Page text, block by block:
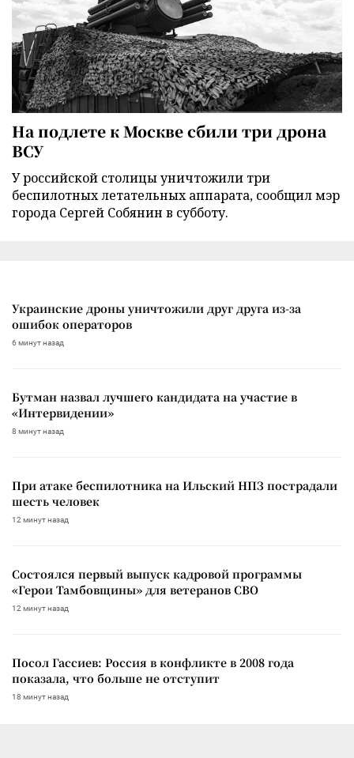
На подлете к Москве сбили три дрона
ВСУ
У российской столицы уничтожили три
беспилотных летательных аппарата, сообщил мэр
города Сергей Собянин в субботу.
Украинские дроны уничтожили друг друга из-за
ошибок операторов
6 минут назад
Бутман назвал лучшего кандидата на участие в
«Интервидении»
8 минут назад
При атаке беспилотника на Ильский НПЗ пострадали
шесть человек
12 минут назад
Состоялся первый выпуск кадровой программы
«Герои Тамбовщины» для ветеранов СВО
12 минут назад
Посол Гассиев: Россия в конфликте в 2008 года
показала, что больше не отступит
18 минут назад